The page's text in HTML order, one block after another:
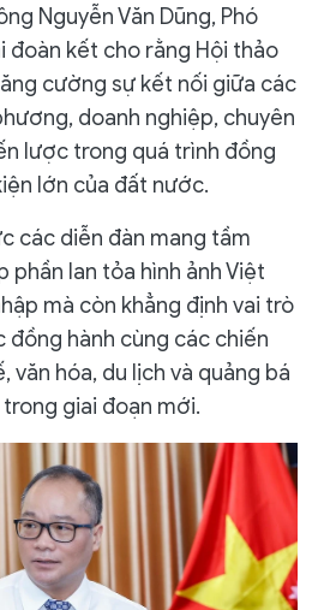
Nguyễn Văn Dũng, Phó
đoàn kết cho rằng Hội thảo
cường sự kết nối giữa các
doanh nghiệp, chuyên
lược trong quá trình đồng
lớn của đất nước.
các diễn đàn mang tầm
phần lan tỏa hình ảnh Việt
mà còn khẳng định vai trò
đồng hành cùng các chiến
văn hóa, du lịch và quảng bá
giai đoạn mới.